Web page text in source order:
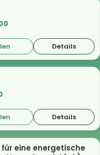
Details
Details
eine energetische